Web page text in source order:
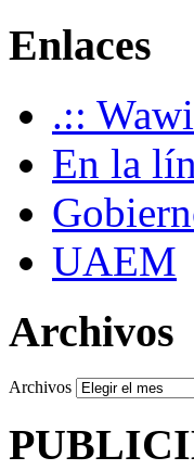
Enlaces
.::
En la
UAEM
Archivos
Archivos